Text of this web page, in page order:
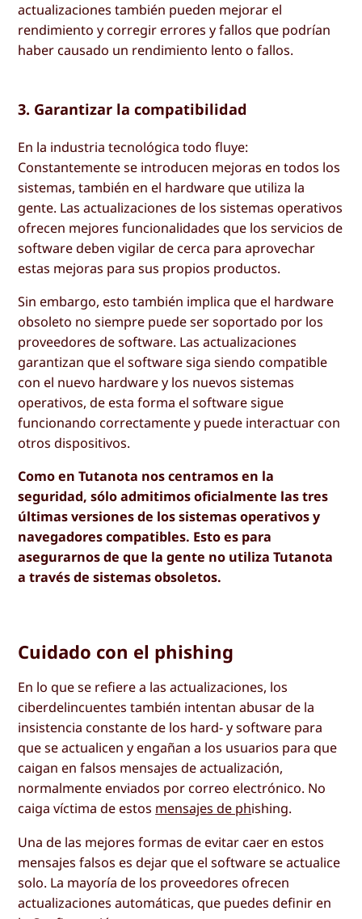
actualizaciones también pueden mejorar el
rendimiento y corregir errores y fallos que podrían
haber causado un rendimiento lento o fallos.
3. Garantizar la compatibilidad
En la industria tecnológica todo fluye:
Constantemente se introducen mejoras en todos los
sistemas, también en el hardware que utiliza la
gente. Las actualizaciones de los sistemas operativos
ofrecen mejores funcionalidades que los servicios de
software deben vigilar de cerca para aprovechar
estas mejoras para sus propios productos.
Sin embargo, esto también implica que el hardware
obsoleto no siempre puede ser soportado por los
proveedores de software. Las actualizaciones
garantizan que el software siga siendo compatible
con el nuevo hardware y los nuevos sistemas
operativos, de esta forma el software sigue
funcionando correctamente y puede interactuar con
otros dispositivos.
Como en Tutanota nos centramos en la
seguridad, sólo admitimos oficialmente las tres
últimas versiones de los sistemas operativos y
navegadores compatibles. Esto es para
asegurarnos de que la gente no utiliza Tutanota
a través de sistemas obsoletos.
Cuidado con el phishing
En lo que se refiere a las actualizaciones, los
ciberdelincuentes también intentan abusar de la
insistencia constante de los hard- y software para
que se actualicen y engañan a los usuarios para que
caigan en falsos mensajes de actualización,
normalmente enviados por correo electrónico. No
caiga víctima de estos mensajes de phishing.
Una de las mejores formas de evitar caer en estos
mensajes falsos es dejar que el software se actualice
solo. La mayoría de los proveedores ofrecen
actualizaciones automáticas, que puedes definir en